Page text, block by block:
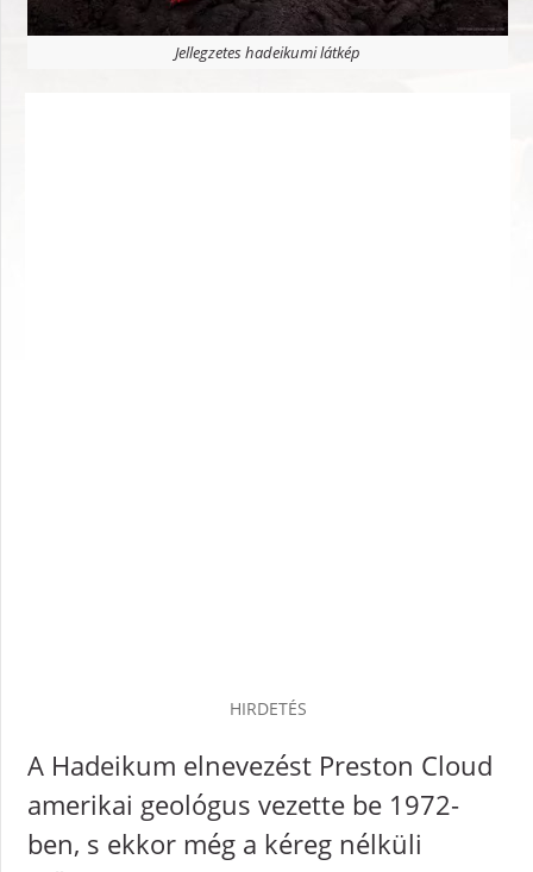
Jellegzetes hadeikumi látkép
HIRDETÉS
A Hadeikum elnevezést Preston Cloud
amerikai geológus vezette be 1972-
ben, s ekkor még a kéreg nélküli